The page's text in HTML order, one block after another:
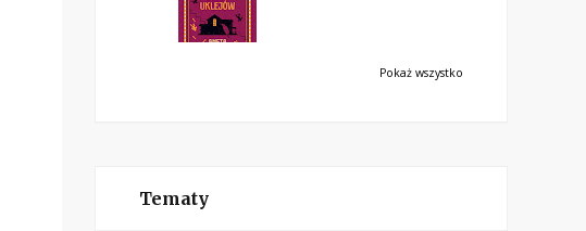
Pokaż wszystko
Tematy